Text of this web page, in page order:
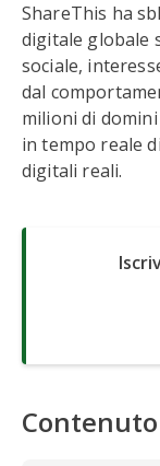
ShareThis ha
digitale globale
sociale,
dal
milioni di
in tempo reale
digitali reali.